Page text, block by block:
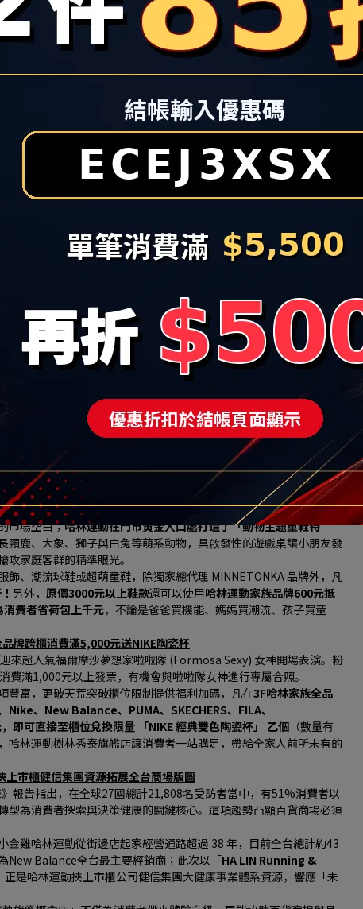
大品牌推出「My Show Time運動風格提案」，精選各式鞋款、包款
街動線中快速掌握夏季運動風格靈感。活動期間，
秀泰生活樹林店
品牌單筆累計消費滿3,800 元，即可獲得限量熊抱哥陶瓷吸水墊乙
信集團旗下關係企業—哈林運動宣佈兩間大型門市「HA LIN
多元運動品牌新款鞋品齊發，無論是搶進潮流前線或是拍照打卡，都
一起來搶先看!
量夢幻折扣 跑步機「先跑再買」體驗
區消費者對專業慢跑鞋的需求，
協同慢跑王者HOKA、Asics與
市，打造南台北最硬核的跑者基地。
跑界當紅避震神鞋HOKA確認坐鎮機能專區，是目前成長最快的高
超跑鞋，為讓樹林地區的消費者也能搶進潮流最前線，在改裝慶開
藝之王Asics與百年跑鞋BROOKS的強大矩陣, 其中Asics 擁有超高
貼合亞洲人足底。
球健身器材領導品牌「岱宇(Dyaco)」跨界合作，在HA LIN Running
引進名列美國第一大健身品牌「SOLE」電動跑步機，內含觸控式
機上模擬真實慢跑姿態，測試鞋款避震與抓地力，強強聯手打造實
折，更新增「滿 $3,600 折$300、滿 $5,500 折 $500」 的現折優
滿 $3,000 元以上」（不論是購買 HOKA 限量優惠跑鞋，或是
送上 「哈林運動家族品牌600元抵用券」可於下次消費折抵。
鞋款首發，多品牌2件8折優惠
Sports 潮流休閒區，並宣佈代理品牌再下一城的好消息：正式榮獲
唐卡）」台灣獨家總代理權，引進近年從經典莫卡辛成功跨界街頭
（MS70 Retro Sneaker）。
，HA LIN Sports門市限量販售風靡潮流圈的 KIKS 聯名「Two
中「小籠包款」鞋品，除了鞋盒原裝配備的 2 款經典鞋帶外，哈林
4 款鞋帶），讓消費者一雙鞋玩出 4 種美式復古與台式街頭混搭風
與日系慢跑工藝龍頭 MIZUNO（美津濃），亦正式首度進駐秀泰生
市場空白；哈林運動在門市黃金入口處打造了「動物主題童鞋特
頸鹿、大象、獅子與白兔等萌系動物，具啟發性的遊戲桌讓小朋友發
家庭客群的精準眼光。
、潮流球鞋或超萌童鞋，除獨家總代理 MINNETONKA 品牌外，凡
另外， 原價3000元以上鞋款還可以使用哈林運動家族品牌600元抵
費者省荷包上千元，不論是爸爸買機能、媽媽買潮流、孩子買童
牌跨櫃消費滿5,000元送NIKE陶瓷杯
來超人氣福爾摩沙夢想家啦啦隊 (Formosa Sexy) 女神開場表演。粉
滿1,000元以上發票，有機會與啦啦隊女神進行專屬合照。
富，更破天荒突破櫃位限制提供福利加碼，凡在3F哈林家族全品
、New Balance、PUMA、SKECHERS、FILA、
即可直接至櫃位兌換限量 「NIKE 經典雙色陶瓷杯」 乙個 （數量有
哈林運動樹林秀泰旗艦店讓消費者一站購足，帶給全家人前所未有的
市櫃健信集團資源拓展全台商場版圖
報告指出，在全球27國總計21,808名受訪者當中，有51%消費者以
型為消費者探索與決策健康的關鍵核心。這項趨勢凸顯百貨商場必須
雞哈林運動從街邊店起家經營通路超過 38 年，目前全台總計約43
New Balance全台最主要經銷商；此次以「HA LIN Running &
是哈林運動挾上市櫃公司健信集團大健康事業體系資源，響應「未